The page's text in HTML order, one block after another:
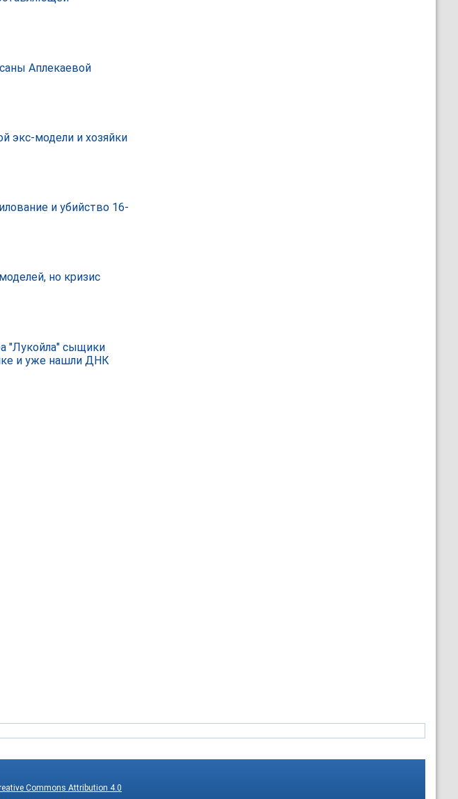
Аплекаевой
экс-модели и хозяйки
и убийство 16-
но кризис
"Лукойла" сыщики
и уже нашли ДНК
Commons Attribution 4.0